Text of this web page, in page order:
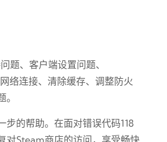
题、客户端设置问题、
络连接、清除缓存、调整防火
的帮助。在面对错误代码118
对Steam商店的访问，享受畅快